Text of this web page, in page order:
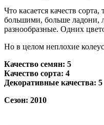
Что касается качеств
большими, больше ладони,
разнообразные. Одних
Но в целом неплохие
Качество семян: 5
Качество сорта: 4
Декоративные качества: 5
Сезон: 2010